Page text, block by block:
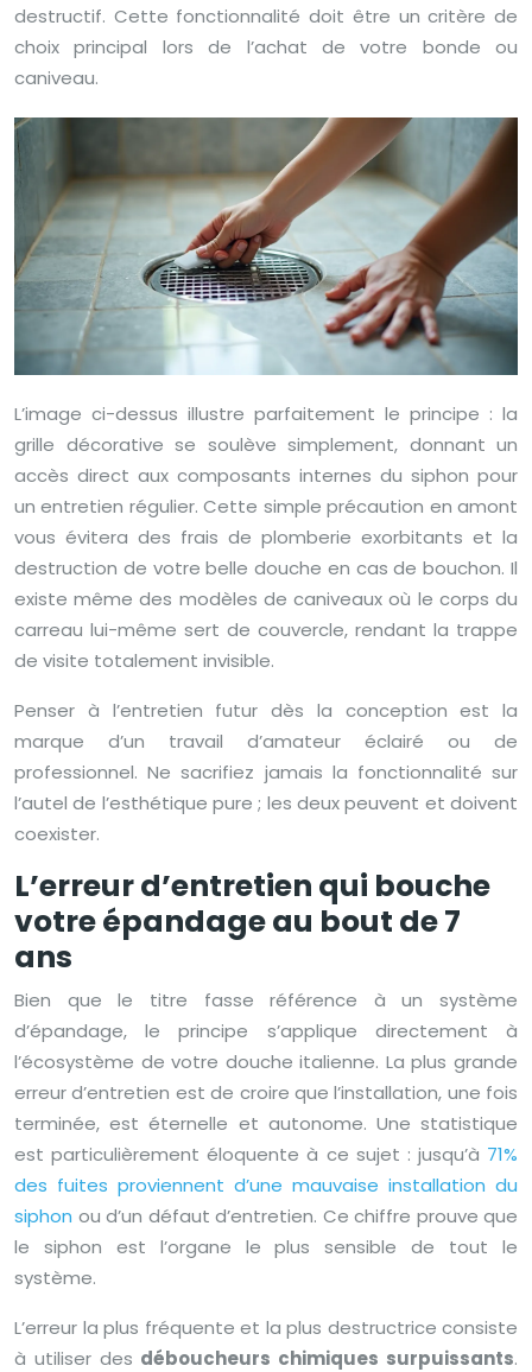
destructif. Cette fonctionnalité doit être un critère de
choix principal lors de l’achat de votre bonde ou
caniveau.
L’image ci-dessus illustre parfaitement le principe : la
grille décorative se soulève simplement, donnant un
accès direct aux composants internes du siphon pour
un entretien régulier. Cette simple précaution en amont
vous évitera des frais de plomberie exorbitants et la
destruction de votre belle douche en cas de bouchon. Il
existe même des modèles de caniveaux où le corps du
carreau lui-même sert de couvercle, rendant la trappe
de visite totalement invisible.
Penser à l’entretien futur dès la conception est la
marque d’un travail d’amateur éclairé ou de
professionnel. Ne sacrifiez jamais la fonctionnalité sur
l’autel de l’esthétique pure ; les deux peuvent et doivent
coexister.
L’erreur d’entretien qui bouche
votre épandage au bout de 7
ans
Bien que le titre fasse référence à un système
d’épandage, le principe s’applique directement à
l’écosystème de votre douche italienne. La plus grande
erreur d’entretien est de croire que l’installation, une fois
terminée, est éternelle et autonome. Une statistique
est particulièrement éloquente à ce sujet : jusqu’à 71%
des fuites proviennent d’une mauvaise installation du
siphon ou d’un défaut d’entretien. Ce chiffre prouve que
le siphon est l’organe le plus sensible de tout le
système.
L’erreur la plus fréquente et la plus destructrice consiste
à utiliser des déboucheurs chimiques surpuissants.